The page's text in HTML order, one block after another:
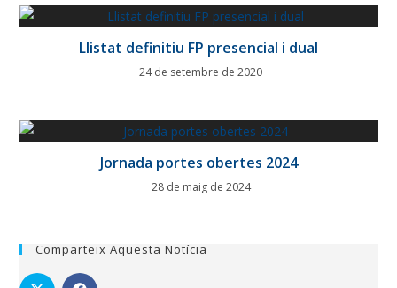
Llistat definitiu FP presencial i dual
24 de setembre de 2020
Jornada portes obertes 2024
28 de maig de 2024
Comparteix Aquesta Notícia